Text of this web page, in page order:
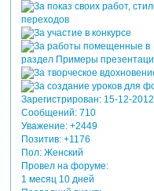
Зарегистрирован: 15-12-2012
Сообщений:710
Уважение: +2449
Позитив: +1176
Пол:Женский
Провел на форуме:
1 месяц 10 дней